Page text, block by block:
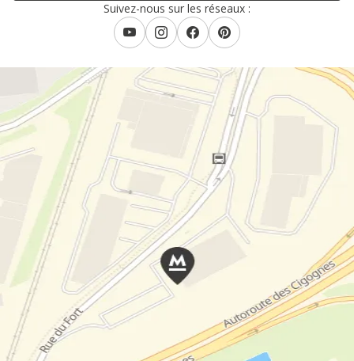
Suivez-nous sur les réseaux :